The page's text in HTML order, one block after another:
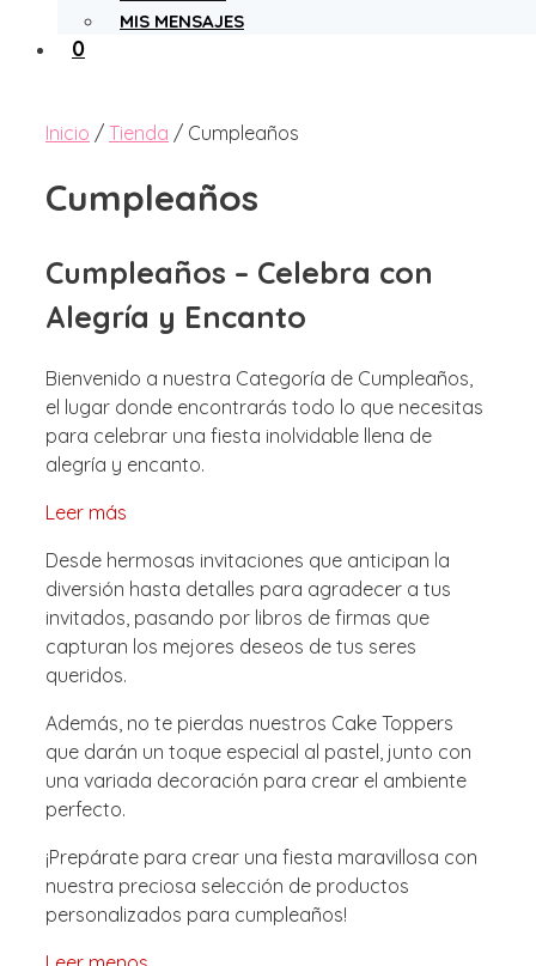
MIS MENSAJES
0
Inicio / Tienda / Cumpleaños
Cumpleaños
Cumpleaños – Celebra con
Alegría y Encanto
Bienvenido a nuestra Categoría de Cumpleaños,
el lugar donde encontrarás todo lo que necesitas
para celebrar una fiesta inolvidable llena de
alegría y encanto.
Leer más
Desde hermosas invitaciones que anticipan la
diversión hasta detalles para agradecer a tus
invitados, pasando por libros de firmas que
capturan los mejores deseos de tus seres
queridos.
Además, no te pierdas nuestros Cake Toppers
que darán un toque especial al pastel, junto con
una variada decoración para crear el ambiente
perfecto.
¡Prepárate para crear una fiesta maravillosa con
nuestra preciosa selección de productos
personalizados para cumpleaños!